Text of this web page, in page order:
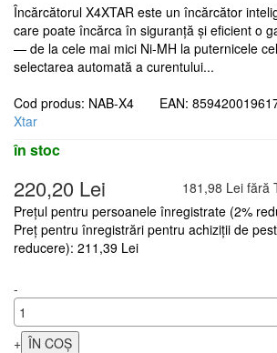
Încărcătorul X4XTAR este un încărcător
care poate încărca în siguranță și eficient o
— de la cele mai mici Ni-MH la puternicele
selectarea automată a curentului...
Cod produs: NAB-X4 EAN:
Xtar
în stoc
220,20 Lei
181,98 Lei fără
Prețul pentru persoanele înregistrate (2%
Preț pentru înregistrări pentru achiziții de
reducere): 211,39 Lei
-
+